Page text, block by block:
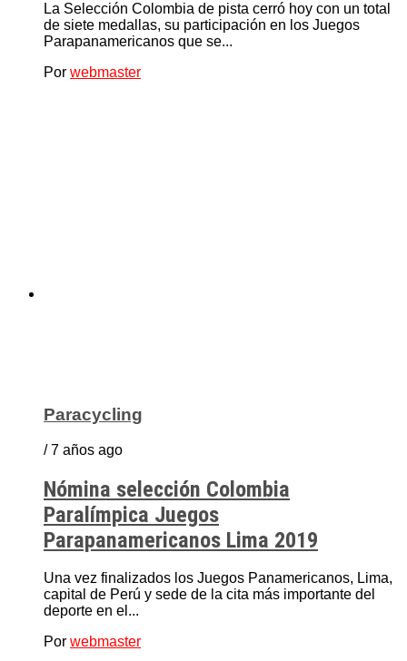
La Selección Colombia de pista cerró hoy con un total
de siete medallas, su participación en los Juegos
Parapanamericanos que se...
Por webmaster
Paracycling
/ 7 años ago
Nómina selección Colombia
Paralímpica Juegos
Parapanamericanos Lima 2019
Una vez finalizados los Juegos Panamericanos, Lima,
capital de Perú y sede de la cita más importante del
deporte en el...
Por webmaster